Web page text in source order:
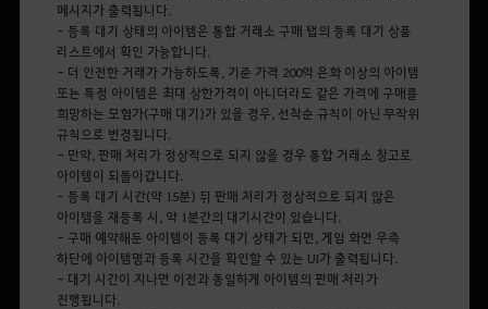
메시지가 출력됩니다.
- 등록 대기 상태의 아이템은 통합 거래소 구매 탭의 등록 대기 상품
리스트에서 확인 가능합니다.
- 더 안전한 거래가 가능하도록, 기준 가격 200억 은화 이상의 아이템
또는 특정 아이템은 최대 상한가격이 아니더라도 같은 가격에 구매를
희망하는 모험가(구매 대기)가 있을 경우, 선착순 규칙이 아닌 무작위
규칙으로 변경됩니다.
- 만약, 판매 처리가 정상적으로 되지 않을 경우 통합 거래소 창고로
아이템이 되돌아갑니다.
- 등록 대기 시간(약 15분) 뒤 판매 처리가 정상적으로 되지 않은
아이템을 재등록 시, 약 1분간의 대기시간이 있습니다.
- 구매 예약해둔 아이템이 등록 대기 상태가 되면, 게임 화면 우측
하단에 아이템명과 등록 시간을 확인할 수 있는 UI가 출력됩니다.
- 대기 시간이 지나면 이전과 동일하게 아이템의 판매 처리가
진행됩니다.